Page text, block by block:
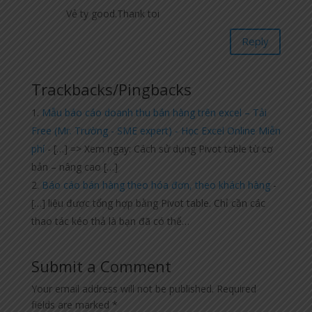
Vẻ ty good.Thank toi
Reply
Trackbacks/Pingbacks
Mẫu báo cáo doanh thu bán hàng trên excel – Tải
Free (Mr. Trường - SME expert) - Học Excel Online Miễn
phí- […] => Xem ngay: Cách sử dụng Pivot table từ cơ
bản – nâng cao […]
Báo cáo bán hàng theo hóa đơn, theo khách hàng-
[…] liệu được tổng hợp bằng Pivot table. Chỉ cần các
thao tác kéo thả là bạn đã có thể…
Submit a Comment
Your email address will not be published. Required
fields are marked *